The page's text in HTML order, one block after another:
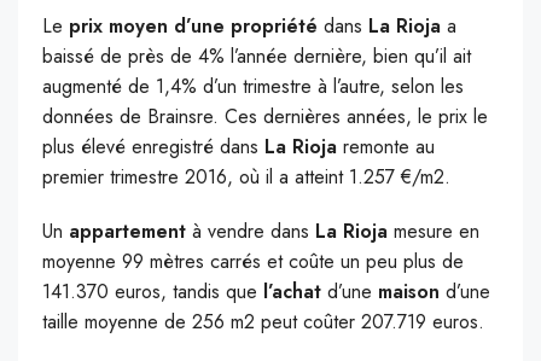
Le prix moyen d’une propriété dans La Rioja a
baissé de près de 4% l’année dernière, bien qu’il ait
augmenté de 1,4% d’un trimestre à l’autre, selon les
données de Brainsre. Ces dernières années, le prix le
plus élevé enregistré dans La Rioja remonte au
premier trimestre 2016, où il a atteint 1.257 €/m2.
Un appartement à vendre dans La Rioja mesure en
moyenne 99 mètres carrés et coûte un peu plus de
141.370 euros, tandis que l’achat d’une maison d’une
taille moyenne de 256 m2 peut coûter 207.719 euros.